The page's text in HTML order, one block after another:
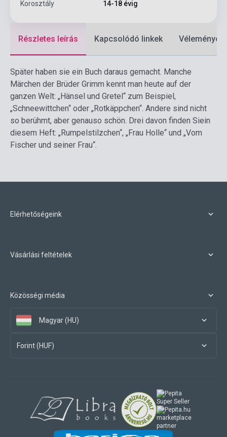
Korosztály 14-18 évig
Részletes leírás Kapcsolódó linkek Vélemények
Später haben sie ein Buch daraus gemacht. Manche
Märchen der Brüder Grimm kennt man heute auf der
ganzen Welt: „Hänsel und Gretel“ zum Beispiel,
„Schneewittchen“ oder „Rotkäppchen“. Andere sind nicht
so berühmt, aber genauso schön. Drei davon finden Siein
diesem Heft: „Rumpelstilzchen“, „Frau Holle“ und „Vom
Fischer und seiner Frau“.
Elérhetőségeink
Vásárlási feltételek
Közösségi média
Magyar (HU)
Forint (HUF)
marketplace
partner